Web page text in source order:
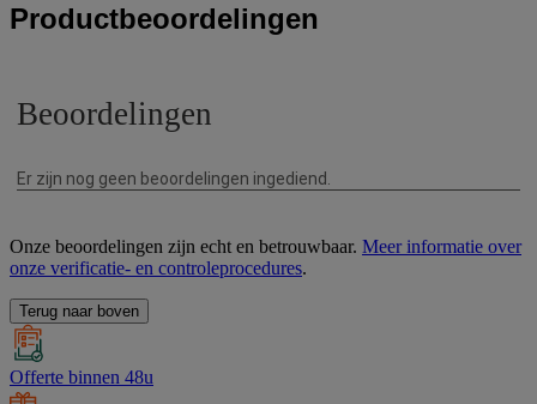
Productbeoordelingen
Onze beoordelingen zijn echt en betrouwbaar. Meer informatie over
onze verificatie- en controleprocedures.
Terug naar boven
Offerte binnen 48u